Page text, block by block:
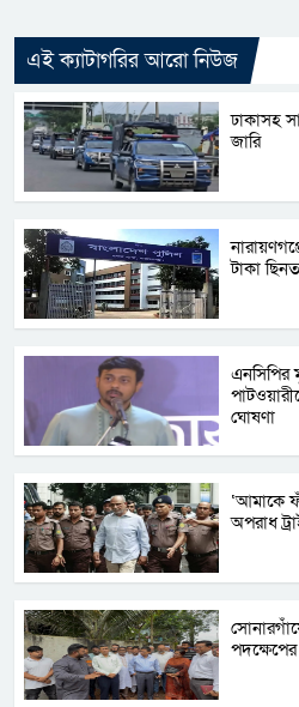
এই ক্যাটাগরির আরো নিউজ
ঢাকাসহ
জা‌রি
টাকা
এনসিপির
ঘোষণা
‘আমাকে
অপরাধ